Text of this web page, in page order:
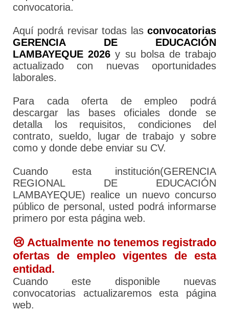
convocatoria.
Aquí podrá revisar todas las convocatorias
GERENCIA DE EDUCACIÓN
LAMBAYEQUE 2026 y su bolsa de trabajo
actualizado con nuevas oportunidades
laborales.
Para cada oferta de empleo podrá
descargar las bases oficiales donde se
detalla los requisitos, condiciones del
contrato, sueldo, lugar de trabajo y sobre
como y donde debe enviar su CV.
Cuando esta institución(GERENCIA
REGIONAL DE EDUCACIÓN
LAMBAYEQUE) realice un nuevo concurso
público de personal, usted podrá informarse
primero por esta página web.
😢 Actualmente no tenemos registrado
ofertas de empleo vigentes de esta
entidad.
Cuando este disponible nuevas
convocatorias actualizaremos esta página
web.